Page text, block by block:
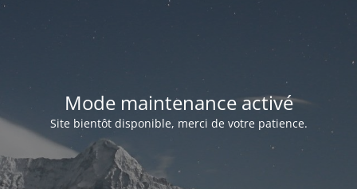
Mode maintenance activé
Site bientôt disponible, merci de votre patience.